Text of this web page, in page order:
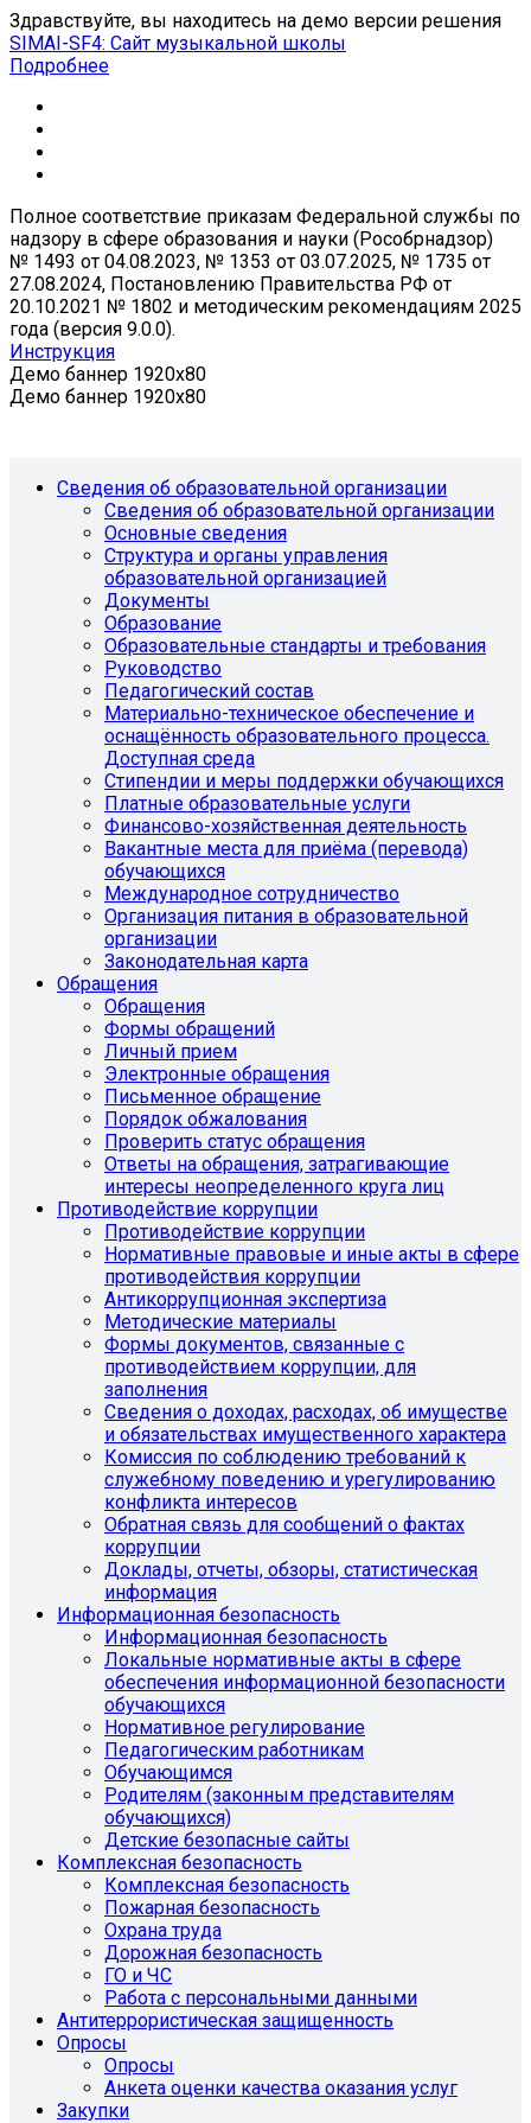
Здравствуйте, вы находитесь на демо версии решения
SIMAI-SF4: Сайт музыкальной школы
Подробнее
Полное соответствие приказам Федеральной службы по
надзору в сфере образования и науки (Рособрнадзор)
№ 1493 от 04.08.2023, № 1353 от 03.07.2025, № 1735 от
27.08.2024, Постановлению Правительства РФ от
20.10.2021 № 1802 и методическим рекомендациям 2025
года (версия 9.0.0).
Инструкция
Демо баннер 1920x80
Демо баннер 1920x80
Сведения об образовательной организации
Сведения об образовательной организации
Основные сведения
Структура и органы управления
образовательной организацией
Документы
Образование
Образовательные стандарты и требования
Руководство
Педагогический состав
Материально-техническое обеспечение и
оснащённость образовательного процесса.
Доступная среда
Стипендии и меры поддержки обучающихся
Платные образовательные услуги
Финансово-хозяйственная деятельность
Вакантные места для приёма (перевода)
обучающихся
Международное сотрудничество
Организация питания в образовательной
организации
Законодательная карта
Обращения
Обращения
Формы обращений
Личный прием
Электронные обращения
Письменное обращение
Порядок обжалования
Проверить статус обращения
Ответы на обращения, затрагивающие
интересы неопределенного круга лиц
Противодействие коррупции
Противодействие коррупции
Нормативные правовые и иные акты в сфере
противодействия коррупции
Антикоррупционная экспертиза
Методические материалы
Формы документов, связанные с
противодействием коррупции, для
заполнения
Сведения о доходах, расходах, об имуществе
и обязательствах имущественного характера
Комиссия по соблюдению требований к
служебному поведению и урегулированию
конфликта интересов
Обратная связь для сообщений о фактах
коррупции
Доклады, отчеты, обзоры, статистическая
информация
Информационная безопасность
Информационная безопасность
Локальные нормативные акты в сфере
обеспечения информационной безопасности
обучающихся
Нормативное регулирование
Педагогическим работникам
Обучающимся
Родителям (законным представителям
обучающихся)
Детские безопасные сайты
Комплексная безопасность
Комплексная безопасность
Пожарная безопасность
Охрана труда
Дорожная безопасность
ГО и ЧС
Работа с персональными данными
Антитеррористическая защищенность
Опросы
Опросы
Анкета оценки качества оказания услуг
Закупки